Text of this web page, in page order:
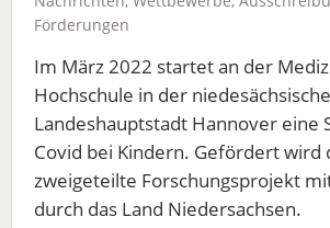
Förderungen
Im März 2022 startet an der
Hochschule in der
Landeshauptstadt Hannover eine
Covid bei Kindern. Gefördert wird
zweigeteilte Forschungsprojekt
durch das Land Niedersachsen.